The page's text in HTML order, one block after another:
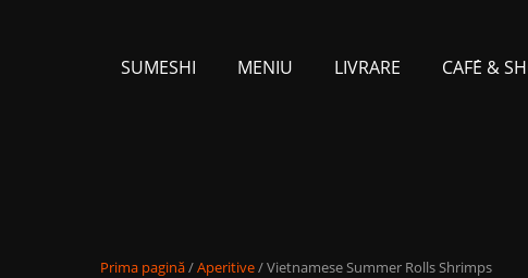
SUMESHI MENIU LIVRARE CAFЕ́ &
Prima pagină/Aperitive/ Vietnamese Summer Rolls Shrimps